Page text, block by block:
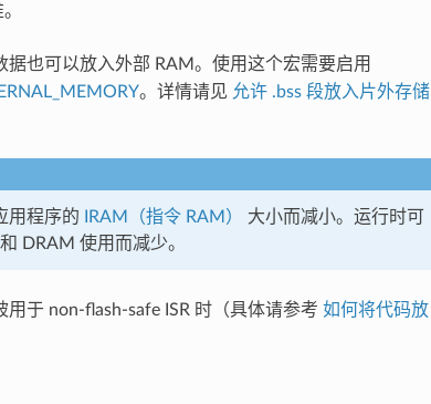
据也可以放入外部 RAM。使用这个宏需要启用
。详情请见 允许 .bss 段放入片外存储
用程序的 IRAM（指令 RAM）
大小而减小。运行时可
DRAM 使用而减少。
于 non-flash-safe ISR 时（具体请参考 如何将代码放